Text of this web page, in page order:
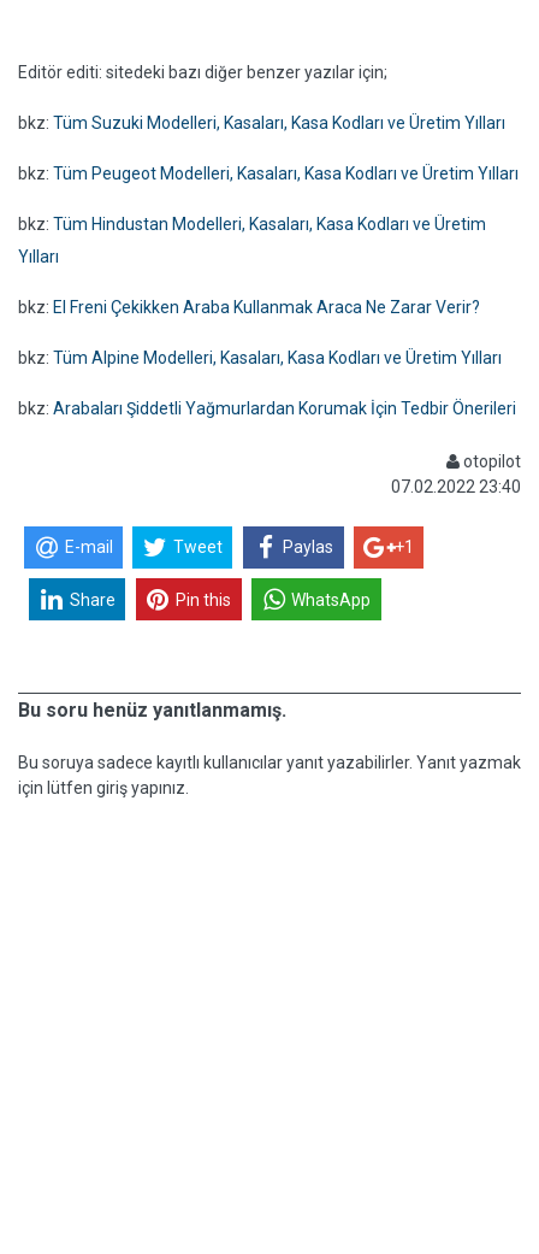
Editör editi: sitedeki bazı diğer benzer yazılar için;
bkz: Tüm Suzuki Modelleri, Kasaları, Kasa Kodları ve Üretim Yılları
bkz: Tüm Peugeot Modelleri, Kasaları, Kasa Kodları ve Üretim Yılları
bkz: Tüm Hindustan Modelleri, Kasaları, Kasa Kodları ve Üretim
Yılları
bkz: El Freni Çekikken Araba Kullanmak Araca Ne Zarar Verir?
bkz: Tüm Alpine Modelleri, Kasaları, Kasa Kodları ve Üretim Yılları
bkz: Arabaları Şiddetli Yağmurlardan Korumak İçin Tedbir Önerileri
otopilot
07.02.2022 23:40
E-mail Tweet Paylas +1
Share Pin this WhatsApp
Bu soru henüz yanıtlanmamış.
Bu soruya sadece kayıtlı kullanıcılar yanıt yazabilirler. Yanıt yazmak
için lütfen giriş yapınız.